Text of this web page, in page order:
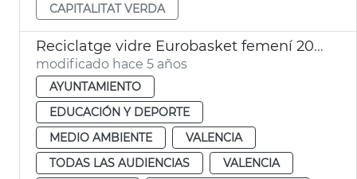
CAPITALITAT VERDA
Reciclatge vidre Eurobasket femení 2021
modificado hace 5 años
AYUNTAMIENTO
EDUCACIÓN Y DEPORTE
MEDIO AMBIENTE
VALENCIA
TODAS LAS AUDIENCIAS
VALENCIA